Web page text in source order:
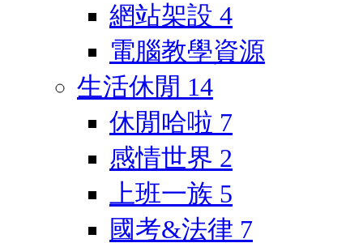
網站架設 4
電腦教學資源
生活休閒 14
休閒哈啦 7
感情世界 2
上班一族 5
國考&法律 7